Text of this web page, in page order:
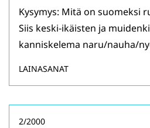
Kysymys: Mitä on suomeksi
Siis keski-ikäisten ja
kanniskelema naru/nauha/
LAINASANAT
2/2000